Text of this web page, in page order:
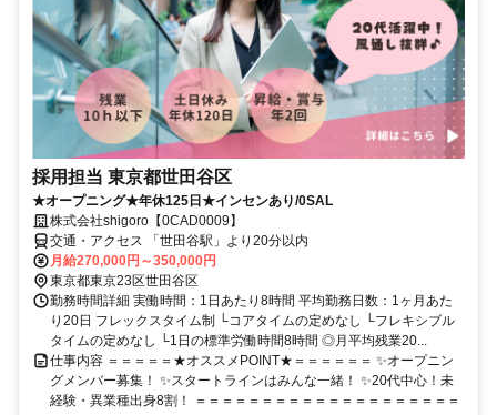
採用担当 東京都世田谷区
★オープニング★年休125日★インセンあり/0SAL
株式会社shigoro【0CAD0009】
交通・アクセス 「世田谷駅」より20分以内
月給270,000円～350,000円
東京都東京23区世田谷区
勤務時間詳細 実働時間：1日あたり8時間 平均勤務日数：1ヶ月あた
り20日 フレックスタイム制 └コアタイムの定めなし └フレキシブル
タイムの定めなし └1日の標準労働時間8時間 ◎月平均残業20...
仕事内容 ＝＝＝＝＝★オススメPOINT★＝＝＝＝＝＝ ✨オープニン
グメンバー募集！ ✨スタートラインはみんな一緒！ ✨20代中心！未
経験・異業種出身8割！ ＝＝＝＝＝＝＝＝＝＝＝＝＝＝＝＝＝＝＝＝